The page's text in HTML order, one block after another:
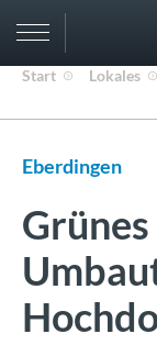
Start Lokales
Eberdingen